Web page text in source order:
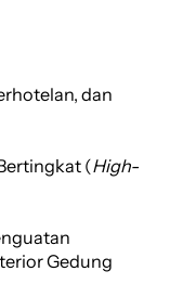
dan
(High-
Gedung